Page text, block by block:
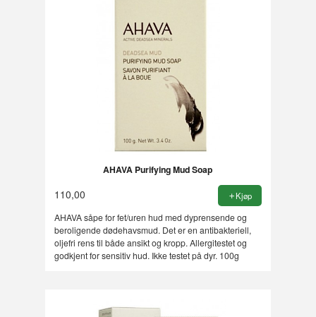
AHAVA Purifying Mud Soap
110,00 Kjøp
AHAVA såpe for fet/uren hud med dyprensende og
beroligende dødehavsmud. Det er en antibakteriell,
oljefri rens til både ansikt og kropp. Allergitestet og
godkjent for sensitiv hud. Ikke testet på dyr. 100g